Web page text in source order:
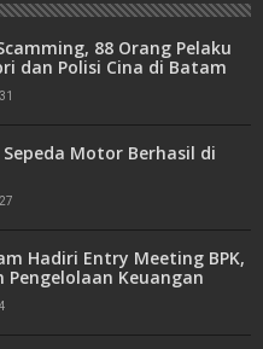
88 Orang Pelaku
dan Polisi Cina di Batam
Motor Berhasil di
Hadiri Entry Meeting BPK,
Keuangan